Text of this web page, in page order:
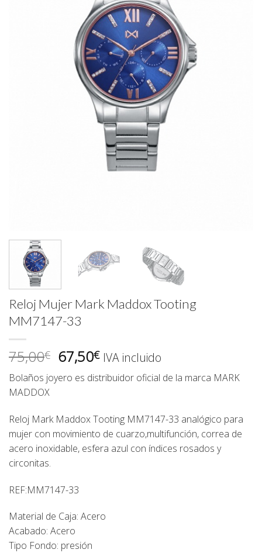
Reloj Mujer Mark Maddox Tooting
MM7147-33
75,00€ El
precio
original
75,00€.
67,50€El
precio
actual
67,50€.
IVA incluido
Bolaños joyero es distribuidor oficial de la marca MARK
MADDOX
Reloj Mark Maddox Tooting MM7147-33 analógico para
mujer con movimiento de cuarzo,multifunción, correa de
acero inoxidable, esfera azul con índices rosados y
circonitas.
REF:MM7147-33
Material de Caja: Acero
Acabado: Acero
Tipo Fondo: presión